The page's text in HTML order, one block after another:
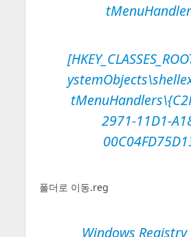
2971-11D1-
폴더로 이동.reg
Windows